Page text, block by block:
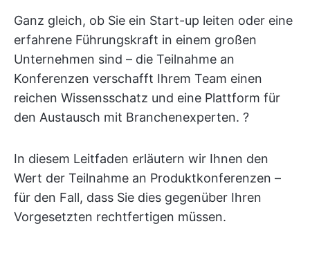
Ganz gleich, ob Sie ein Start-up leiten oder eine
erfahrene Führungskraft in einem großen
Unternehmen sind – die Teilnahme an
Konferenzen verschafft Ihrem Team einen
reichen Wissensschatz und eine Plattform für
den Austausch mit Branchenexperten. ?
In diesem Leitfaden erläutern wir Ihnen den
Wert der Teilnahme an Produktkonferenzen –
für den Fall, dass Sie dies gegenüber Ihren
Vorgesetzten rechtfertigen müssen.